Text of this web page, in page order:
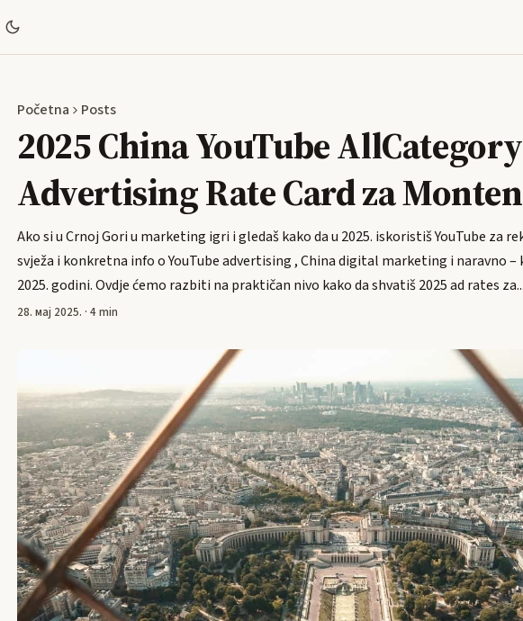
Početna Posts
2025 China YouTube AllCategory
Advertising Rate Card za
Ako si u Crnoj Gori u marketing igri i gledaš kako da u 2025. iskoristiš YouTube za
svježa i konkretna info o YouTube advertising , China digital marketing i naravno
2025. godini. Ovdje ćemo razbiti na praktičan nivo kako da shvatiš 2025 ad rates za...
28. мај 2025. · 4 min